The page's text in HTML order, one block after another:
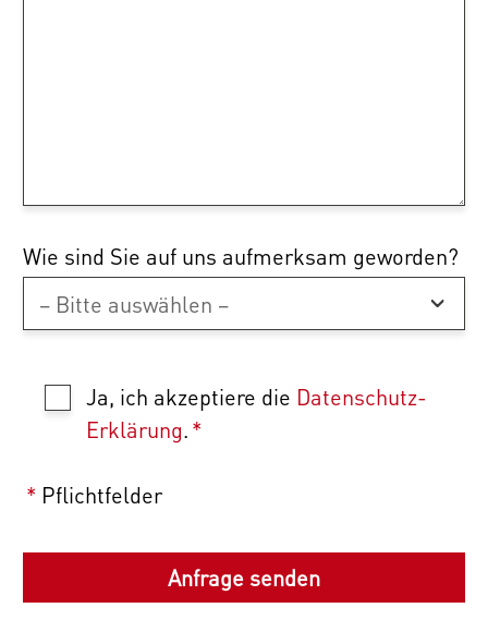
Wie sind Sie auf uns aufmerksam geworden?
Ja, ich akzeptiere die Datenschutz-
Erklärung.*
* Pflichtfelder